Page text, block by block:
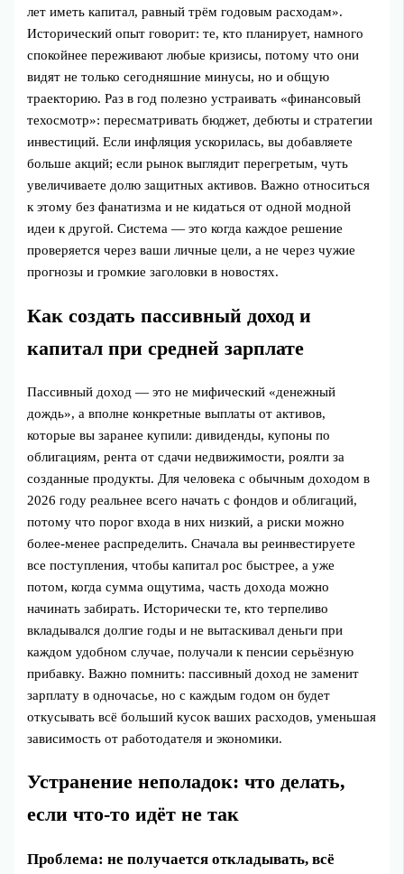
лет иметь капитал, равный трём годовым расходам».
Исторический опыт говорит: те, кто планирует, намного
спокойнее переживают любые кризисы, потому что они
видят не только сегодняшние минусы, но и общую
траекторию. Раз в год полезно устраивать «финансовый
техосмотр»: пересматривать бюджет, дебюты и стратегии
инвестиций. Если инфляция ускорилась, вы добавляете
больше акций; если рынок выглядит перегретым, чуть
увеличиваете долю защитных активов. Важно относиться
к этому без фанатизма и не кидаться от одной модной
идеи к другой. Система — это когда каждое решение
проверяется через ваши личные цели, а не через чужие
прогнозы и громкие заголовки в новостях.
Как создать пассивный доход и
капитал при средней зарплате
Пассивный доход — это не мифический «денежный
дождь», а вполне конкретные выплаты от активов,
которые вы заранее купили: дивиденды, купоны по
облигациям, рента от сдачи недвижимости, роялти за
созданные продукты. Для человека с обычным доходом в
2026 году реальнее всего начать с фондов и облигаций,
потому что порог входа в них низкий, а риски можно
более‑менее распределить. Сначала вы реинвестируете
все поступления, чтобы капитал рос быстрее, а уже
потом, когда сумма ощутима, часть дохода можно
начинать забирать. Исторически те, кто терпеливо
вкладывался долгие годы и не вытаскивал деньги при
каждом удобном случае, получали к пенсии серьёзную
прибавку. Важно помнить: пассивный доход не заменит
зарплату в одночасье, но с каждым годом он будет
откусывать всё больший кусок ваших расходов, уменьшая
зависимость от работодателя и экономики.
Устранение неполадок: что делать,
если что‑то идёт не так
Проблема: не получается откладывать, всё